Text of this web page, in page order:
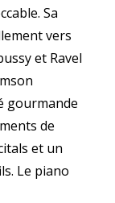
Sa
vers
et Ravel
gourmande
de
et un
Le piano